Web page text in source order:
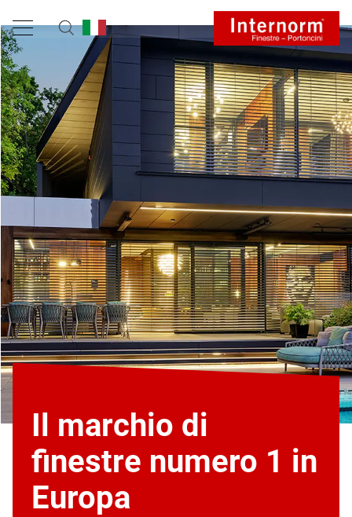
Il marchio di
finestre numero 1 in
Europa